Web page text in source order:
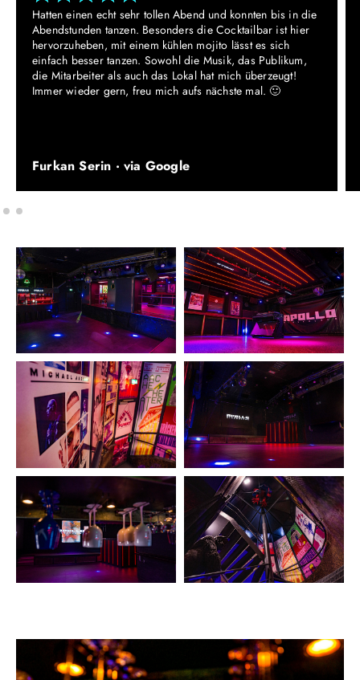
Hatten einen echt sehr tollen Abend und konnten bis in die
Abendstunden tanzen. Besonders die Cocktailbar ist hier
hervorzuheben, mit einem kühlen mojito lässt es sich
einfach besser tanzen. Sowohl die Musik, das Publikum,
die Mitarbeiter als auch das Lokal hat mich überzeugt!
Immer wieder gern, freu mich aufs nächste mal. 🙂
Furkan Serin · via Google